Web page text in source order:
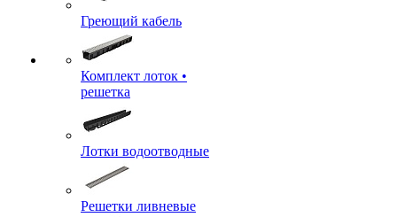
Греющий кабель
Комплект лоток •
решетка
Лотки водоотводные
Решетки ливневые